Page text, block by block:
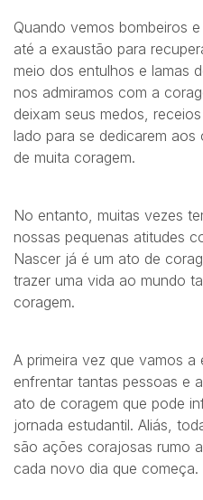
Quando vemos bombeiros
até a exaustão para
meio dos entulhos e lamas
nos admiramos com a
deixam seus medos,
lado para se dedicarem
de muita coragem.
No entanto, muitas vezes
nossas pequenas atitudes
Nascer já é um ato de
trazer uma vida ao mundo
coragem.
A primeira vez que vamos a
enfrentar tantas pessoas e
ato de coragem que pode
jornada estudantil. Aliás,
são ações corajosas rumo
cada novo dia que começa.